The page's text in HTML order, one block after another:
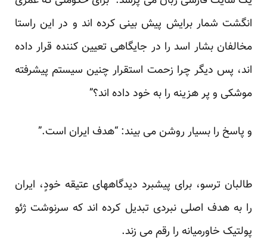
انگشت شمار برایش پیش بینی کرده اند و در این راستا
مخالفان بشار اسد را در جایگاهی تعیین کننده قرار داده
اند، پس دیگر چرا زحمت استقرار چنین سیستم پیشرفته
موشکی و پر هزینه را به خود داده اند؟”
و پاسخ را بسیار روشن می بیند: “هدف ایران است.”
طالبان ترسو، برای پیشبرد دیدگاههای عتیقه خودٍ، ایران
را به هدف اصلی نبردی تبدیل کرده اند که سرنوشت ژئو
پولتیک خاورمیانه را رقم می زند.